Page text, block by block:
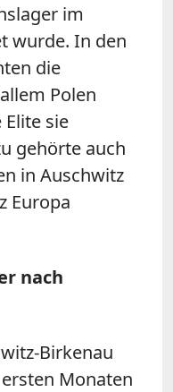
im
wurde. In den
die
Polen
sie
gehörte auch
in Auschwitz
Europa
nach
Birkenau
Monaten